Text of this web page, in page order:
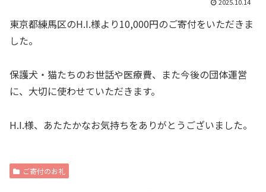
東京都練馬区のH.I.様より10,000円のご寄付をいただきま
した。
保護犬・猫たちのお世話や医療費、また今後の団体運営
に、大切に使わせていただきます。
H.I.様、あたたかなお気持ちをありがとうございました。
ご寄付のお礼